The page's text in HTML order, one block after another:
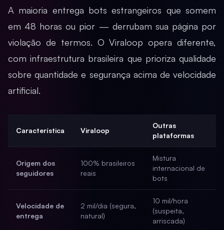
A maioria entrega bots estrangeiros que somem
em 48 horas ou pior — derrubam sua página por
violação de termos. O Viraloop opera diferente,
com infraestrutura brasileira que prioriza qualidade
sobre quantidade e segurança acima de velocidade
artificial.
Característica Viraloop
Outras
plataformas
Origem dos
seguidores
100% brasileiros
reais
Mistura
internacional de
bots
Velocidade de
entrega
2 mil/dia (segura,
natural)
10 mil/hora
(suspeita,
arriscada)